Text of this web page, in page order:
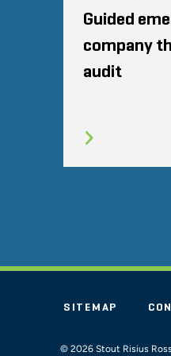
Guided
company
audit
SITEMAP
© 2026 Stout Risius